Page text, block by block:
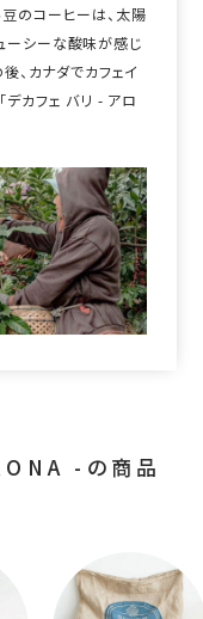
のコーヒーは、太陽
ーシーな酸味が感じ
、カナダでカフェイ
デカフェ バリ - アロ
-の商品